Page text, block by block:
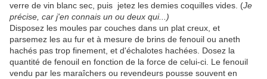
verre de vin blanc sec, puis jetez les demies coquilles vides. (Je
précise, car j'en connais un ou deux qui...)
Disposez les moules par couches dans un plat creux, et
parsemez les au fur et à mesure de brins de fenouil ou aneth
hachés pas trop finement, et d'échalotes hachées. Dosez la
quantité de fenouil en fonction de la force de celui-ci. Le fenouil
vendu par les maraîchers ou revendeurs pousse souvent en